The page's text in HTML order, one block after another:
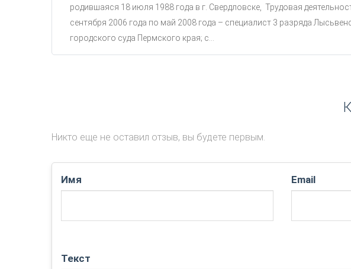
родившаяся 18 июля 1988 года в г. Свердловске, Трудовая
сентября 2006 года по май 2008 года – специалист 3 разряда
городского суда Пермского края; с...
Никто еще не оставил отзыв, вы будете первым.
Имя Email
Текст